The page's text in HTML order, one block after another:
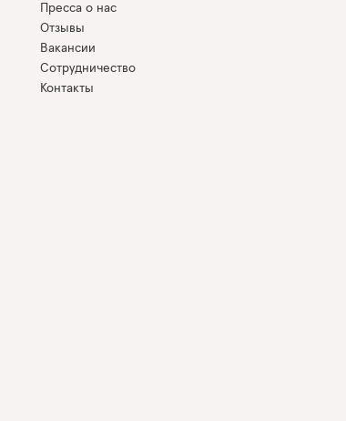
Пресса о нас
Отзывы
Вакансии
Сотрудничество
Контакты